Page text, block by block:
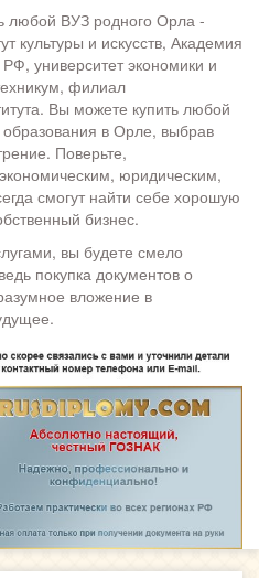
любой ВУЗ родного Орла -
культуры и искусств, Академия
университет экономики и
филиал
Вы можете купить любой
в Орле, выбрав
Поверьте,
юридическим,
смогут найти себе хорошую
бизнес.
вы будете смело
покупка документов о
вложение в